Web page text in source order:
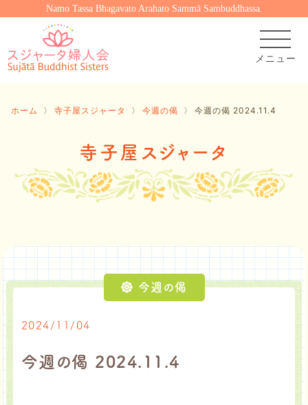
Namo Tassa Bhagavato Arahato Sammā Sambuddhassa.
ホーム 〉 寺子屋スジャータ 〉 今週の偈 〉 今週の偈 2024.11.4
寺子屋スジャータ
2024/11/04
今週の偈
今週の偈 2024.11.4